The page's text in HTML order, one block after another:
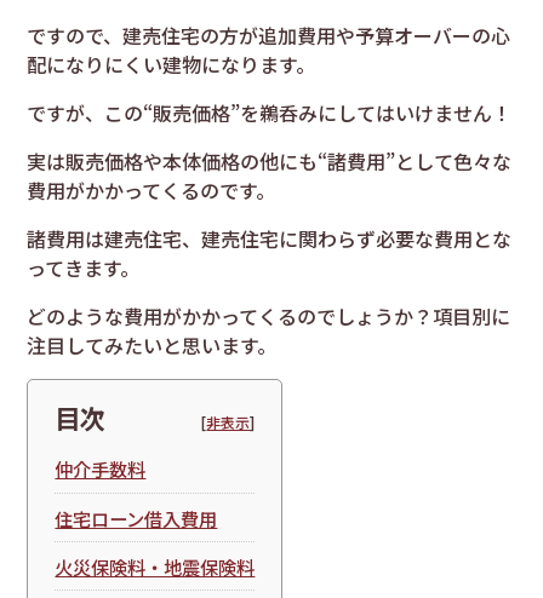
ですので、建売住宅の方が追加費用や予算オーバーの心
配になりにくい建物になります。
ですが、この“販売価格”を鵜呑みにしてはいけません！
実は販売価格や本体価格の他にも“諸費用”として色々な
費用がかかってくるのです。
諸費用は建売住宅、建売住宅に関わらず必要な費用とな
ってきます。
どのような費用がかかってくるのでしょうか？項目別に
注目してみたいと思います。
目次 [非表示]
仲介手数料
住宅ローン借入費用
火災保険料・地震保険料